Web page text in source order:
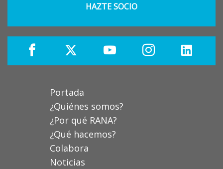
HAZTE SOCIO
Portada
¿Quiénes somos?
¿Por qué RANA?
¿Qué hacemos?
Colabora
Noticias